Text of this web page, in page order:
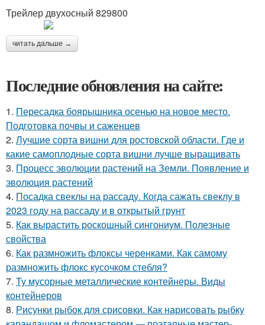
Трейлер двухосный 829800
читать дальше →
Последние обновления на сайте:
1. Пересадка боярышника осенью на новое место.
Подготовка почвы и саженцев
2. Лучшие сорта вишни для ростовской области. Где и
какие самоплодные сорта вишни лучше выращивать
3. Процесс эволюции растений на Земли. Появление и
эволюция растений
4. Посадка свеклы на рассаду. Когда сажать свеклу в
2023 году на рассаду и в открытый грунт
5. Как вырастить роскошный сингониум. Полезные
свойства
6. Как размножить флоксы черенками. Как самому
размножить флокс кусочком стебля?
7. Ту мусорные металлические контейнеры. Виды
контейнеров
8. Рисунки рыбок для срисовки. Как нарисовать рыбку